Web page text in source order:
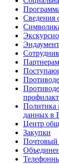
Сведения
Партнерам
Политика
данных в
Центр
Закупки
Почтовый